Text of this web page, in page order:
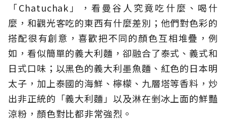
「Chatuchak」，看曼谷人究竟吃什麼、喝什
麼，和觀光客吃的東西有什麼差別；他們對色彩的
搭配很有創意，喜歡把不同的顏色互相堆疊，例
如，看似簡單的義大利麵，卻融合了泰式、義式和
日式口味；以黑色的義大利墨魚麵、紅色的日本明
太子，加上泰國的海鮮、檸檬、九層塔等香料，炒
出非正統的「義大利麵」以及淋在剉冰上面的鮮豔
涼粉，顏色對比都非常強烈。